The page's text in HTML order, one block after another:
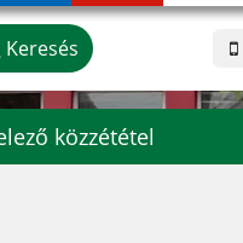
Keresés
közzététel